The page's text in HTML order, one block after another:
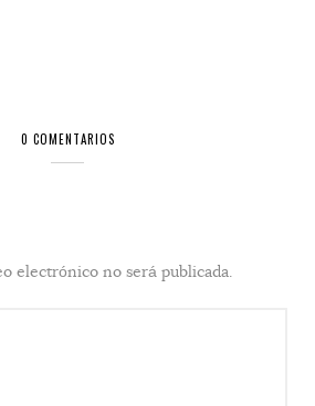
0 COMENTARIOS
electrónico no será publicada.